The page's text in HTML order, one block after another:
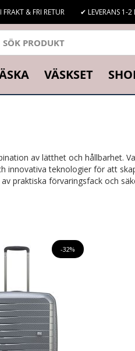
FRAKT & FRI RETUR ✔ LEVERANS 1-2
VÄSKSET
av lätthet och
innovativa teknologier för att
praktiska förvaringsfack och
-32%